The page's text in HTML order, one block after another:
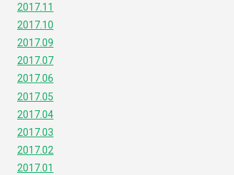
2017.11
2017.10
2017.09
2017.07
2017.06
2017.05
2017.04
2017.03
2017.02
2017.01